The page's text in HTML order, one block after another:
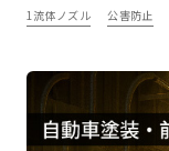
1流体ノズル 公害防止